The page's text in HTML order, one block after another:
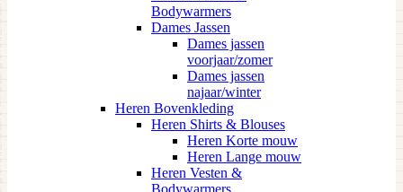
Bodywarmers
Dames Jassen
Dames jassen
voorjaar/zomer
Dames jassen
najaar/winter
Heren Bovenkleding
Heren Shirts & Blouses
Heren Korte mouw
Heren Lange mouw
Heren Vesten &